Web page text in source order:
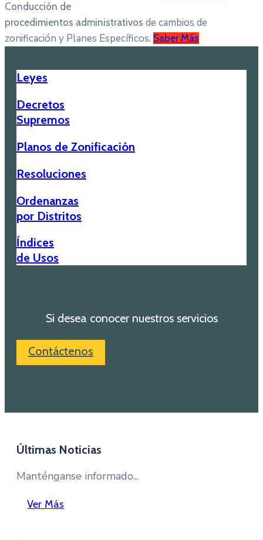
Conducción de
procedimientos administrativos de cambios de
zonificación y Planes Específicos. Saber Más
Leyes
Decretos
Supremos
Planos de Zonificación
Resoluciones
Ordenanzas
por Distritos
Índices
de Usos
Si desea conocer nuestros servicios
Contáctenos
Últimas Noticias
Manténganse informado...
Ver Más